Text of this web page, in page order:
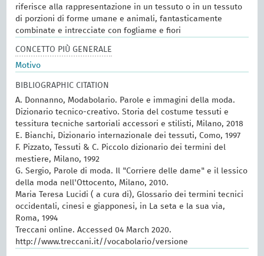
riferisce alla rappresentazione in un tessuto o in un tessuto
di porzioni di forme umane e animali, fantasticamente
combinate e intrecciate con fogliame e fiori
CONCETTO PIÙ GENERALE
Motivo
BIBLIOGRAPHIC CITATION
A. Donnanno, Modabolario. Parole e immagini della moda.
Dizionario tecnico-creativo. Storia del costume tessuti e
tessitura tecniche sartoriali accessori e stilisti, Milano, 2018
E. Bianchi, Dizionario internazionale dei tessuti, Como, 1997
F. Pizzato, Tessuti & C. Piccolo dizionario dei termini del
mestiere, Milano, 1992
G. Sergio, Parole di moda. Il "Corriere delle dame" e il lessico
della moda nell'Ottocento, Milano, 2010.
Maria Teresa Lucidi ( a cura di), Glossario dei termini tecnici
occidentali, cinesi e giapponesi, in La seta e la sua via,
Roma, 1994
Treccani online. Accessed 04 March 2020.
http://www.treccani.it//vocabolario/versione